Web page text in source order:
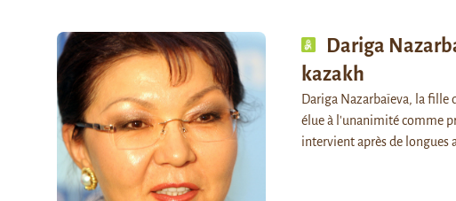
Dariga
kazakh
Dariga Nazarbaïeva, la fille
élue à l'unanimité comme
intervient après de longues